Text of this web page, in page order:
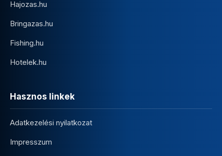
Hajozas.hu
Bringazas.hu
Fishing.hu
Hotelek.hu
Hasznos linkek
Adatkezelési nyilatkozat
Impresszum